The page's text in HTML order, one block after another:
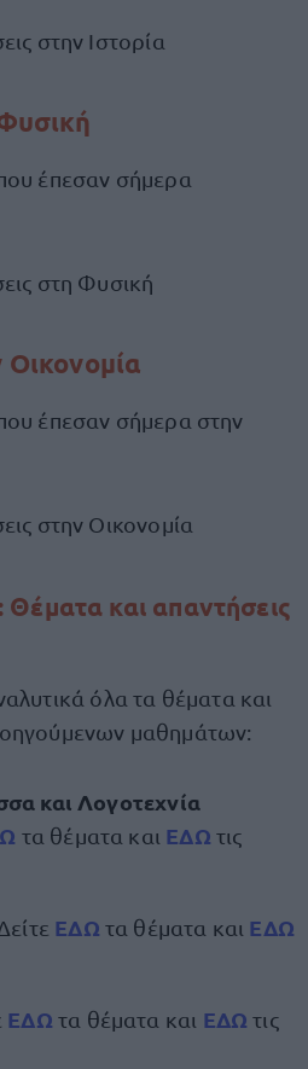
στην Ιστορία
έπεσαν σήμερα
στη Φυσική
έπεσαν σήμερα στην
στην Οικονομία
Θέματα και απαντήσεις
όλα τα θέματα και
μαθημάτων:
και Λογοτεχνία
τα θέματα και ΕΔΩ τις
ΕΔΩ τα θέματα και ΕΔΩ
ΕΔΩ τα θέματα και ΕΔΩ τις